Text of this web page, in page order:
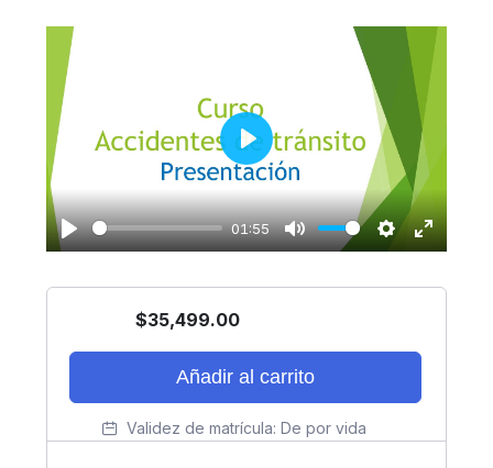
Play
01:55
Mute
Settings
Enter
Play
$35,499.00
Añadir al carrito
Validez de matrícula: De por vida